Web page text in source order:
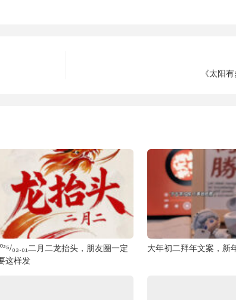
《太阳
₀₃.₀₁二月二龙抬头，朋友圈一定
这样发
大年初二拜年文案，新